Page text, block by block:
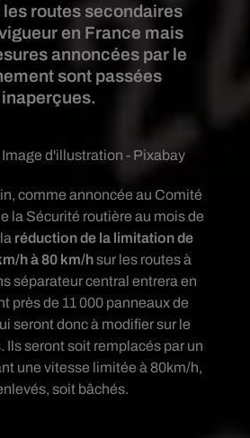
routes secondaires
en France mais
annoncées par le
sont passées
inaperçues.
Image d'illustration - Pixabay
comme annoncée au Comité
la Sécurité routière au mois de
réduction de la limitation de
h à 80 km/hsur les routes à
séparateur central entrera en
près de 11 000 panneaux de
seront donc à modifier sur le
Ils seront soit remplacés par un
une vitesse limitée à 80km/h,
soit bâchés.